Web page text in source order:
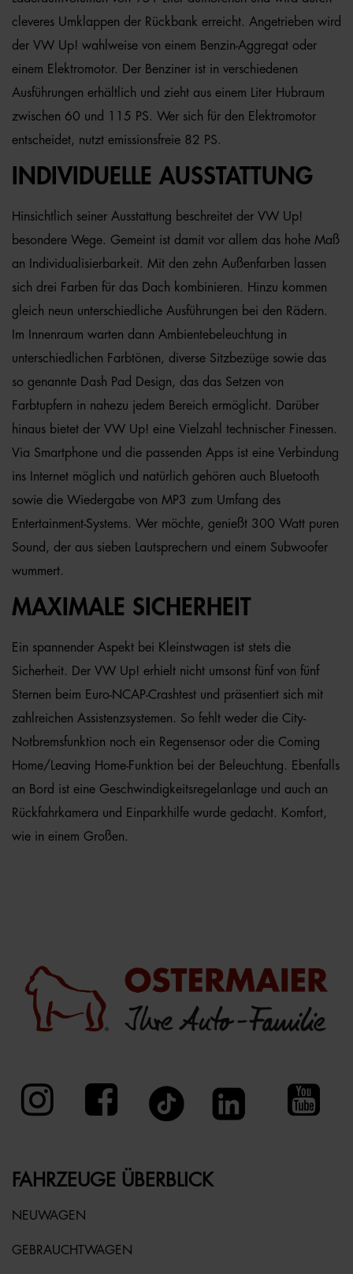
cleveres Umklappen der Rückbank erreicht. Angetrieben wird
der VW Up! wahlweise von einem Benzin-Aggregat oder
einem Elektromotor. Der Benziner ist in verschiedenen
Ausführungen erhältlich und zieht aus einem Liter Hubraum
zwischen 60 und 115 PS. Wer sich für den Elektromotor
entscheidet, nutzt emissionsfreie 82 PS.
INDIVIDUELLE AUSSTATTUNG
Hinsichtlich seiner Ausstattung beschreitet der VW Up!
besondere Wege. Gemeint ist damit vor allem das hohe Maß
an Individualisierbarkeit. Mit den zehn Außenfarben lassen
sich drei Farben für das Dach kombinieren. Hinzu kommen
gleich neun unterschiedliche Ausführungen bei den Rädern.
Im Innenraum warten dann Ambientebeleuchtung in
unterschiedlichen Farbtönen, diverse Sitzbezüge sowie das
so genannte Dash Pad Design, das das Setzen von
Farbtupfern in nahezu jedem Bereich ermöglicht. Darüber
hinaus bietet der VW Up! eine Vielzahl technischer Finessen.
Via Smartphone und die passenden Apps ist eine Verbindung
ins Internet möglich und natürlich gehören auch Bluetooth
sowie die Wiedergabe von MP3 zum Umfang des
Entertainment-Systems. Wer möchte, genießt 300 Watt puren
Sound, der aus sieben Lautsprechern und einem Subwoofer
wummert.
MAXIMALE SICHERHEIT
Ein spannender Aspekt bei Kleinstwagen ist stets die
Sicherheit. Der VW Up! erhielt nicht umsonst fünf von fünf
Sternen beim Euro-NCAP-Crashtest und präsentiert sich mit
zahlreichen Assistenzsystemen. So fehlt weder die City-
Notbremsfunktion noch ein Regensensor oder die Coming
Home/Leaving Home-Funktion bei der Beleuchtung. Ebenfalls
an Bord ist eine Geschwindigkeitsregelanlage und auch an
Rückfahrkamera und Einparkhilfe wurde gedacht. Komfort,
wie in einem Großen.
FAHRZEUGE ÜBERBLICK
NEUWAGEN
GEBRAUCHTWAGEN